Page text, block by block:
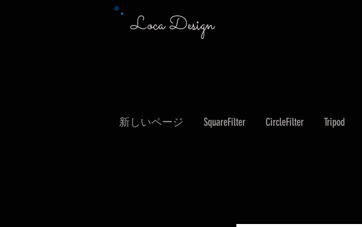
Loca Design
新しいページ SquareFilter CircleFilter Tripod